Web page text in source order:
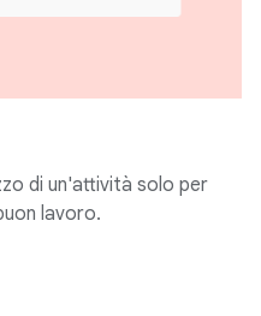
di un'attività solo per
lavoro.